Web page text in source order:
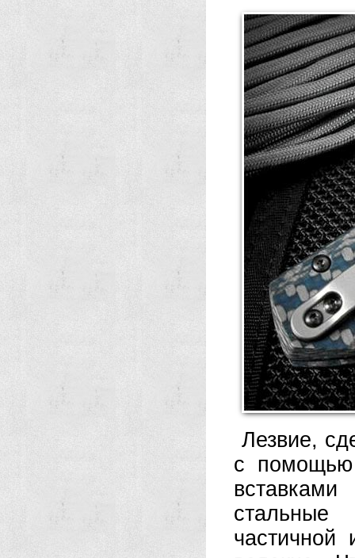
Лезвие,
с помощью
частичной